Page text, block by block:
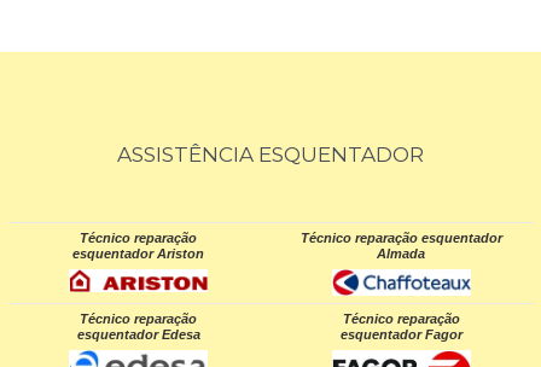
ASSISTÊNCIA ESQUENTADOR
Técnico reparação
esquentador Ariston
Técnico reparação esquentador
Almada
Técnico reparação
esquentador Edesa
Técnico reparação
esquentador Fagor